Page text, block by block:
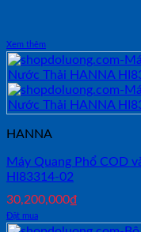
Xem thêm
HANNA
Máy Quang Phổ COD
HI83314-02
30,200,000₫
Đặt mua